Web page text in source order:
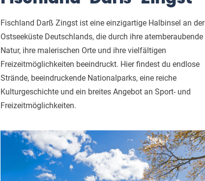
Fischland Darß Zingst ist eine einzigartige Halbinsel an der
Ostseeküste Deutschlands, die durch ihre atemberaubende
Natur, ihre malerischen Orte und ihre vielfältigen
Freizeitmöglichkeiten beeindruckt. Hier findest du endlose
Strände, beeindruckende Nationalparks, eine reiche
Kulturgeschichte und ein breites Angebot an Sport- und
Freizeitmöglichkeiten.